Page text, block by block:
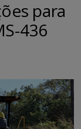
para
436